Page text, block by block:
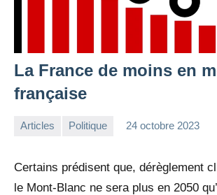
La France de moins en
française
Articles Politique 24 octobre 2023
Certains prédisent que, dérèglement
le Mont-Blanc ne sera plus en 2050